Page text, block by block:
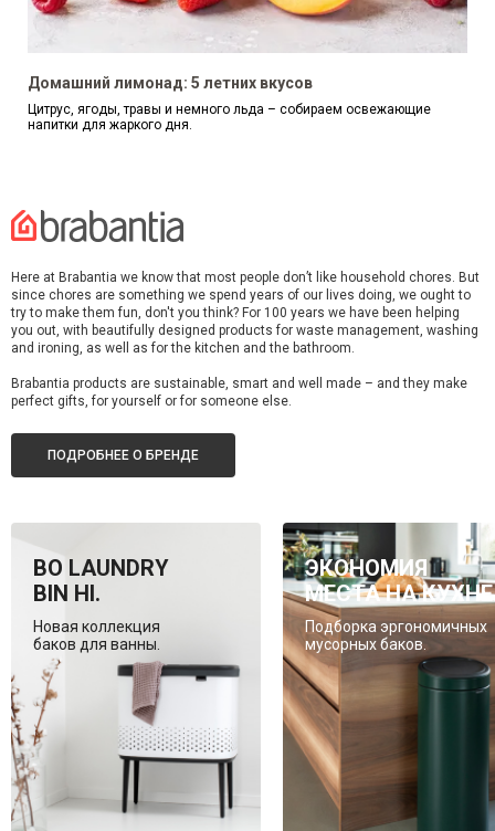
Домашний лимонад: 5 летних вкусов
Цитрус, ягоды, травы и немного льда – собираем освежающие
напитки для жаркого дня.
Here at Brabantia we know that most people don’t like household chores. But
since chores are something we spend years of our lives doing, we ought to
try to make them fun, don't you think? For 100 years we have been helping
you out, with beautifully designed products for waste management, washing
and ironing, as well as for the kitchen and the bathroom.
Brabantia products are sustainable, smart and well made – and they make
perfect gifts, for yourself or for someone else.
ПОДРОБНЕЕ О БРЕНДЕ
BO LAUNDRY
BIN HI.
Новая коллекция
баков для ванны.
ЭКОНОМИЯ
МЕСТА НА
Подборка эргономичных
мусорных баков.